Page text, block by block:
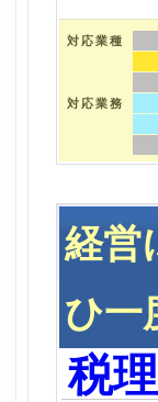
対応業種
対応業務
経営
ひ一
税